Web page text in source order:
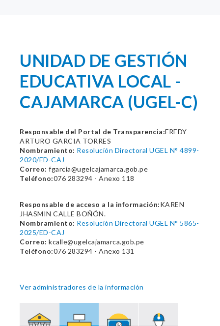
UNIDAD DE GESTIÓN
EDUCATIVA LOCAL -
CAJAMARCA (UGEL-C)
Responsable del Portal de Transparencia:FREDY
ARTURO GARCIA TORRES
Nombramiento: Resolución Directoral UGEL N° 4899-
2020/ED-CAJ
Correo: fgarcia@ugelcajamarca.gob.pe
Teléfono:076 283294 - Anexo 118
Responsable de acceso a la información:KAREN
JHASMIN CALLE BOÑÓN.
Nombramiento: Resolución Directoral UGEL N° 5865-
2025/ED-CAJ
Correo: kcalle@ugelcajamarca.gob.pe
Teléfono:076 283294 - Anexo 131
Ver administradores de la información